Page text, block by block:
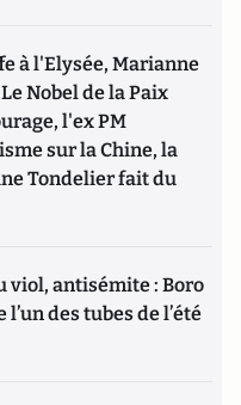
à l'Elysée, Marianne
Nobel de la Paix
l'ex PM
sur la Chine, la
Tondelier fait du
viol, antisémite : Boro
des tubes de l’été